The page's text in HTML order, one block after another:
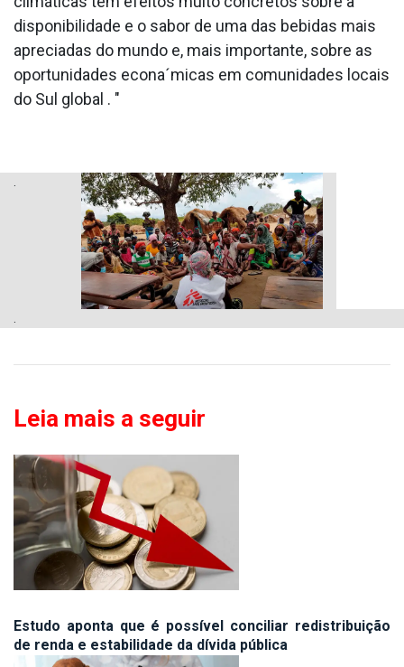
disponibilidade e o sabor de uma das bebidas mais
apreciadas do mundo e, mais importante, sobre as
oportunidades econa´micas em comunidades locais
do Sul global . "
Leia mais a seguir
Estudo aponta que é possível conciliar redistribuição
de renda e estabilidade da dívida pública